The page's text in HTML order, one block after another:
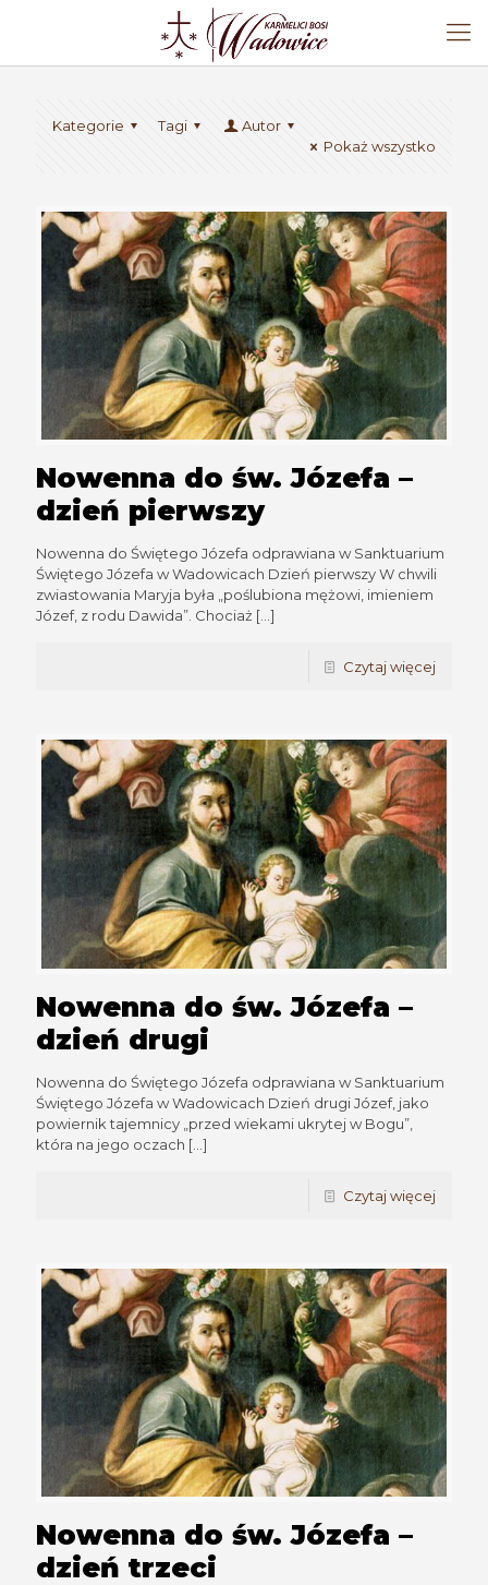
Kategorie Tagi
Autor
Pokaż wszystko
Nowenna do św. Józefa –
dzień pierwszy
Nowenna do Świętego Józefa odprawiana w Sanktuarium
Świętego Józefa w Wadowicach Dzień pierwszy W chwili
zwiastowania Maryja była „poślubiona mężowi, imieniem
Józef, z rodu Dawida”. Chociaż […]
Czytaj więcej
Nowenna do św. Józefa –
dzień drugi
Nowenna do Świętego Józefa odprawiana w Sanktuarium
Świętego Józefa w Wadowicach Dzień drugi Józef, jako
powiernik tajemnicy „przed wiekami ukrytej w Bogu”,
która na jego oczach […]
Czytaj więcej
Nowenna do św. Józefa –
dzień trzeci